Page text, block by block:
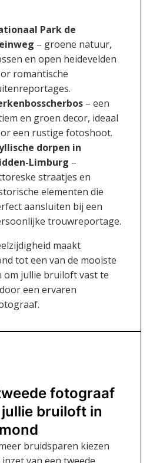
Park de
– groene natuur,
en open heidevelden
romantische
– een
en groen decor, ideaal
een rustige fotoshoot.
dorpen in
Limburg –
straatjes en
elementen die
aansluiten bij een
trouwreportage.
maakt
tot een van de mooiste
om jullie bruiloft vast te
een ervaren
fotograaf
bruiloft in
bruidsparen kiezen